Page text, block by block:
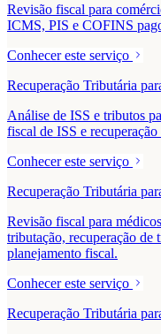
Revisão fiscal para
ICMS, PIS e COFINS
Conhecer este serviço
Recuperação Tributária
Análise de ISS e tributos
fiscal de ISS e
Conhecer este serviço
Recuperação Tributária
Revisão fiscal para
tributação, recuperação de
planejamento fiscal.
Conhecer este serviço
Recuperação Tributária